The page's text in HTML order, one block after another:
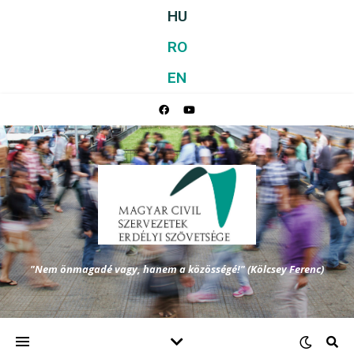
HU
RO
EN
"Nem önmagadé vagy, hanem a közösségé!" (Kölcsey Ferenc)